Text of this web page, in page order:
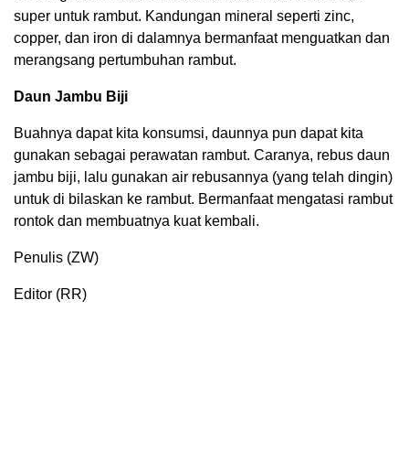
super untuk rambut. Kandungan mineral seperti zinc,
copper, dan iron di dalamnya bermanfaat menguatkan dan
merangsang pertumbuhan rambut.
Daun Jambu Biji
Buahnya dapat kita konsumsi, daunnya pun dapat kita
gunakan sebagai perawatan rambut. Caranya, rebus daun
jambu biji, lalu gunakan air rebusannya (yang telah dingin)
untuk di bilaskan ke rambut. Bermanfaat mengatasi rambut
rontok dan membuatnya kuat kembali.
Penulis (ZW)
Editor (RR)